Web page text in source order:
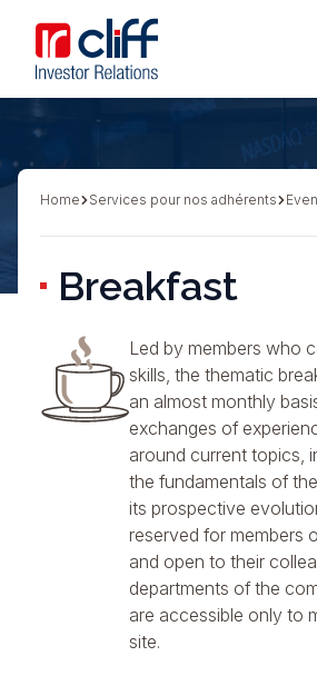
main
content
Aller directement au contenu
Breadcrumb
Home Services pour nos adhérents
Breakfast
Led by members who
skills, the thematic
an almost monthly
exchanges of
around current topics,
the fundamentals of
its prospective
reserved for members
and open to their
departments of the
are accessible only to
site.